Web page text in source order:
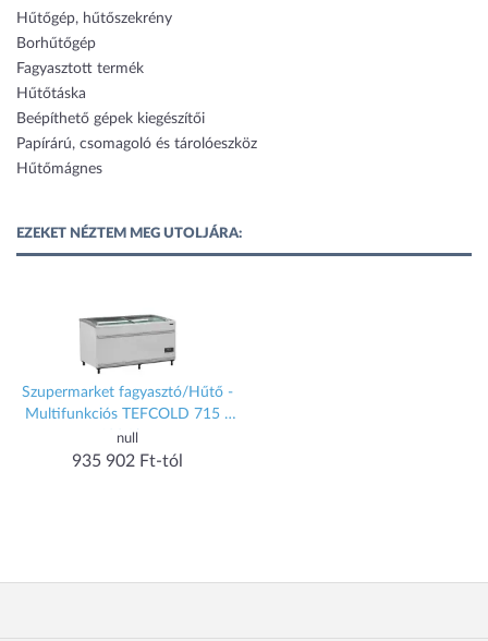
Hűtőgép, hűtőszekrény
Borhűtőgép
Fagyasztott termék
Hűtőtáska
Beépíthető gépek kiegészítői
Papírárú, csomagoló és tárolóeszköz
Hűtőmágnes
EZEKET NÉZTEM MEG UTOLJÁRA:
Szupermarket fagyasztó/Hűtő -
Multifunkciós TEFCOLD 715 /
422 Liter
null
935 902 Ft-tól